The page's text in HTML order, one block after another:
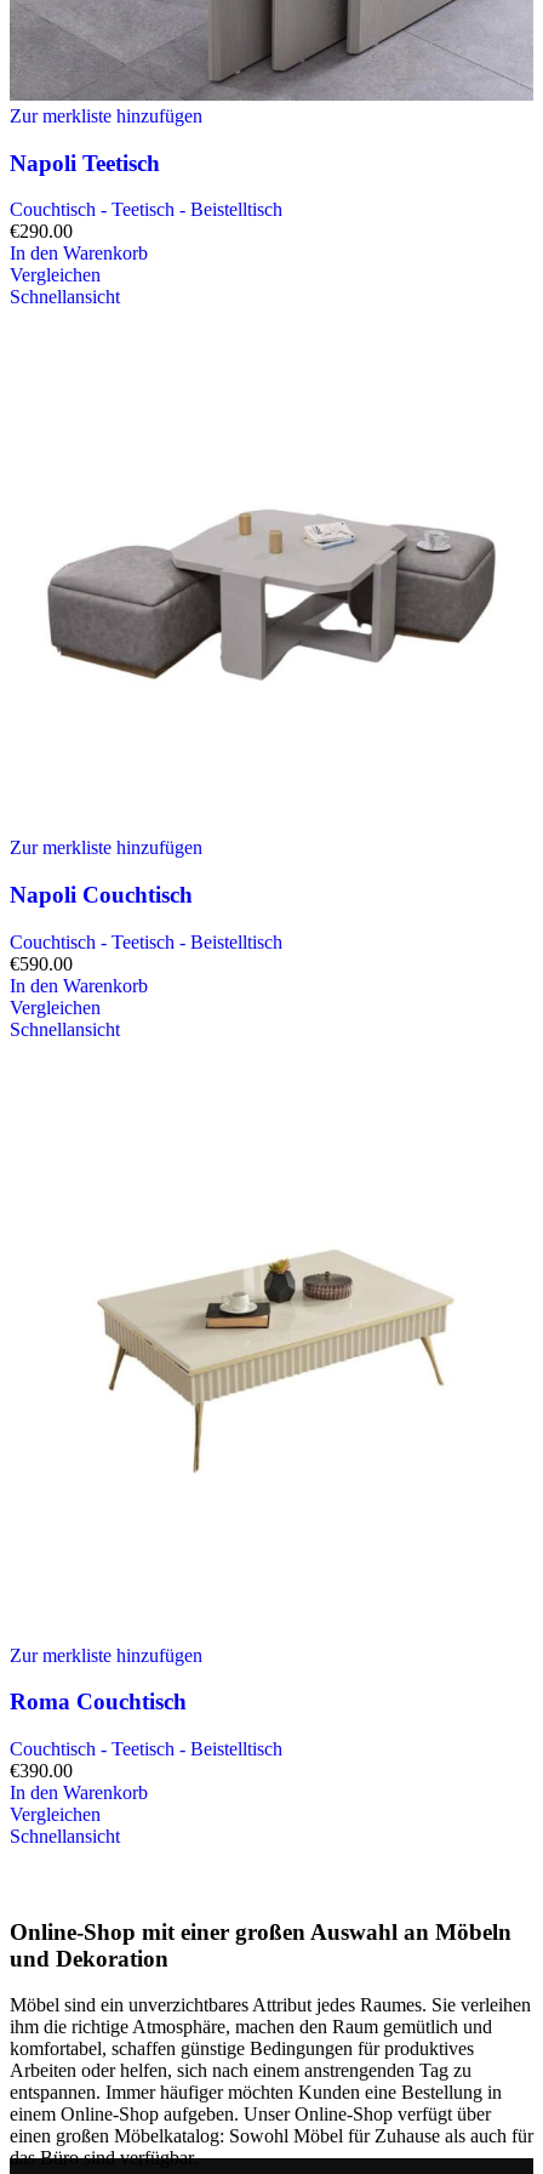
Zur merkliste hinzufügen
Napoli Teetisch
Couchtisch - Teetisch - Beistelltisch
€290.00
In den Warenkorb
Vergleichen
Schnellansicht
Zur merkliste hinzufügen
Napoli Couchtisch
Couchtisch - Teetisch - Beistelltisch
€590.00
In den Warenkorb
Vergleichen
Schnellansicht
Zur merkliste hinzufügen
Roma Couchtisch
Couchtisch - Teetisch - Beistelltisch
€390.00
In den Warenkorb
Vergleichen
Schnellansicht
Online-Shop mit einer großen Auswahl an Möbeln
und Dekoration
Möbel sind ein unverzichtbares Attribut jedes Raumes. Sie verleihen
ihm die richtige Atmosphäre, machen den Raum gemütlich und
komfortabel, schaffen günstige Bedingungen für produktives
Arbeiten oder helfen, sich nach einem anstrengenden Tag zu
entspannen. Immer häufiger möchten Kunden eine Bestellung in
einem Online-Shop aufgeben. Unser Online-Shop verfügt über
einen großen Möbelkatalog: Sowohl Möbel für Zuhause als auch für
das Büro sind verfügbar.